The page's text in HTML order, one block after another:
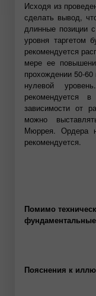
Исходя из
сделать вывод,
длинные позиции
уровня таргетом
рекомендуется
мере ее
прохождении 50-
нулевой
рекомендуется
зависимости от
можно
Мюррея. Ордера
рекомендуется.
Помимо
Пояснения к